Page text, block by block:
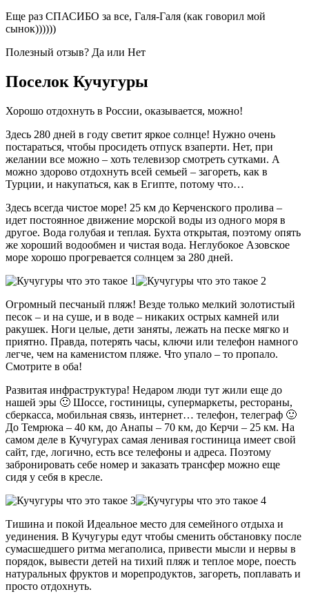
Еще раз СПАСИБО за все, Галя-Галя (как говорил мой
сынок))))))
Полезный отзыв? Да или Нет
Поселок Кучугуры
Хорошо отдохнуть в России, оказывается, можно!
Здесь 280 дней в году светит яркое солнце! Нужно очень
постараться, чтобы просидеть отпуск взаперти. Нет, при
желании все можно – хоть телевизор смотреть сутками. А
можно здорово отдохнуть всей семьей – загореть, как в
Турции, и накупаться, как в Египте, потому что…
Здесь всегда чистое море! 25 км до Керченского пролива –
идет постоянное движение морской воды из одного моря в
другое. Вода голубая и теплая. Бухта открытая, поэтому опять
же хороший водообмен и чистая вода. Неглубокое Азовское
море хорошо прогревается солнцем за 280 дней.
Огромный песчаный пляж! Везде только мелкий золотистый
песок – и на суше, и в воде – никаких острых камней или
ракушек. Ноги целые, дети заняты, лежать на песке мягко и
приятно. Правда, потерять часы, ключи или телефон намного
легче, чем на каменистом пляже. Что упало – то пропало.
Смотрите в оба!
Развитая инфраструктура! Недаром люди тут жили еще до
нашей эры 🙂 Шоссе, гостиницы, супермаркеты, рестораны,
сберкасса, мобильная связь, интернет… телефон, телеграф 🙂
До Темрюка – 40 км, до Анапы – 70 км, до Керчи – 25 км. На
самом деле в Кучугурах самая ленивая гостиница имеет свой
сайт, где, логично, есть все телефоны и адреса. Поэтому
забронировать себе номер и заказать трансфер можно еще
сидя у себя в кресле.
Тишина и покой Идеальное место для семейного отдыха и
уединения. В Кучугуры едут чтобы сменить обстановку после
сумасшедшего ритма мегаполиса, привести мысли и нервы в
порядок, вывести детей на тихий пляж и теплое море, поесть
натуральных фруктов и морепродуктов, загореть, поплавать и
просто отдохнуть.